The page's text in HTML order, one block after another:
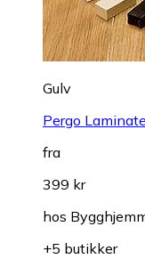
Gulv
Pergo
fra
399 kr
hos
+5 butikker